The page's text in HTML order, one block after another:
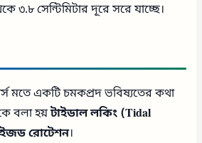
৩.৮ সেন্টিমিটার দূরে সরে যাচ্ছে।
মতে একটি চমকপ্রদ ভবিষ্যতের কথা
বলা হয়টাইডাল লকিং (Tidal
রোটেশন।